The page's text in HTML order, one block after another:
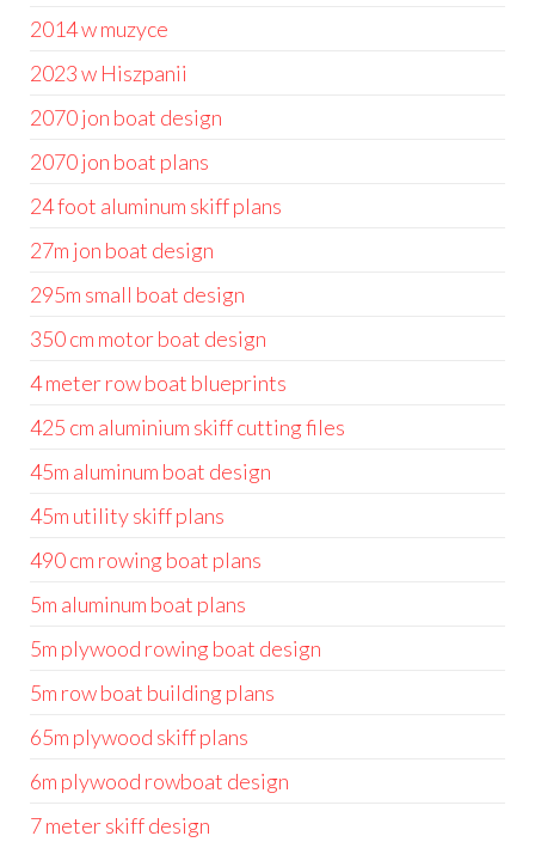
2014 w muzyce
2023 w Hiszpanii
2070 jon boat design
2070 jon boat plans
24 foot aluminum skiff plans
27m jon boat design
295m small boat design
350 cm motor boat design
4 meter row boat blueprints
425 cm aluminium skiff cutting files
45m aluminum boat design
45m utility skiff plans
490 cm rowing boat plans
5m aluminum boat plans
5m plywood rowing boat design
5m row boat building plans
65m plywood skiff plans
6m plywood rowboat design
7 meter skiff design